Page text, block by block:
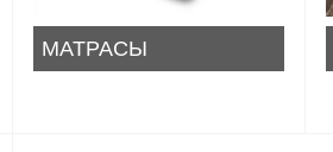
МАТРАСЫ